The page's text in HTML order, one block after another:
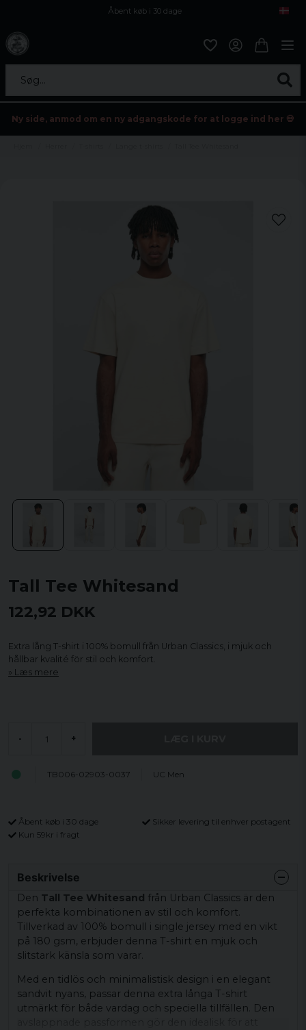
Åbent køb i 30 dage
Søg...
Ny side, anmod om en ny adgangskode for at logge ind her 💀
Tall Tee Whitesand
122,92 DKK
Extra lång T-shirt i 100% bomull från Urban Classics, i mjuk och
hållbar kvalité för stil och komfort.
Læs mere
- +
TB006-02903-0037 UC Men
Åbent køb i 30 dage
Sikker levering til enhver postagent
Kun 59kr i fragt
Beskrivelse
Den Tall Tee Whitesand från Urban Classics är den
perfekta kombinationen av stil och komfort.
Tillverkad av 100% bomull i single jersey med en vikt
på 180 gsm, erbjuder denna T-shirt en mjuk och
slitstark känsla som varar.
Med en tidlös och minimalistisk design i en elegant
sandvit nyans, passar denna extra långa T-shirt
utmärkt för både vardag och speciella tillfällen. Den